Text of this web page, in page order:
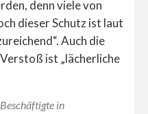
denn viele von
dieser Schutz ist laut
Auch die
ist „lächerliche
in